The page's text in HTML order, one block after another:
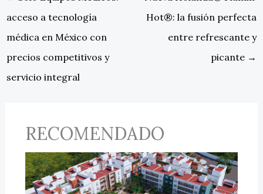
acceso a tecnología
médica en México con
precios competitivos y
servicio integral
Hot®: la fusión perfecta
entre refrescante y
picante →
RECOMENDADO